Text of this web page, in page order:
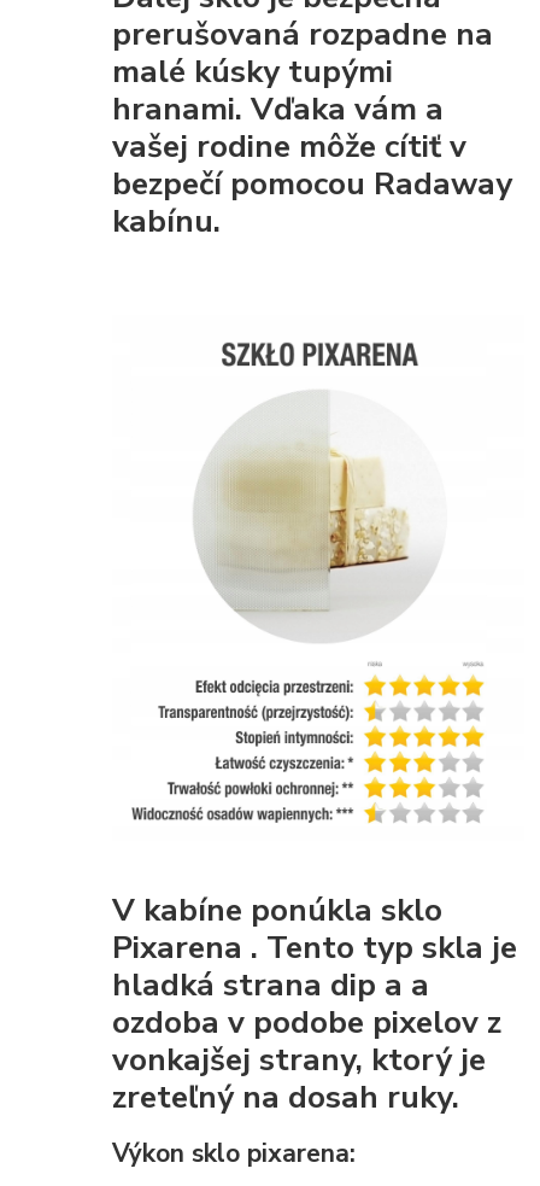
prerušovaná rozpadne na
malé kúsky tupými
hranami. Vďaka vám a
vašej rodine môže cítiť v
bezpečí pomocou Radaway
kabínu.
V kabíne ponúklasklo
Pixarena . Tento typ skla je
hladká strana dip a a
ozdoba v podobe pixelov z
vonkajšej strany, ktorý je
zreteľný na dosah ruky.
Výkon sklo pixarena: